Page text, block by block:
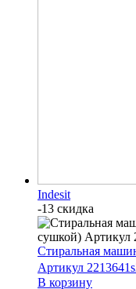
Indesit
-13 скидка
Стиральная
Артикул
В корзину